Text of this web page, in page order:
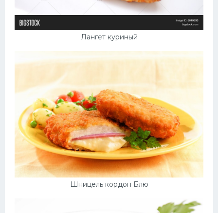
Лангет куриный
Шницель кордон Блю